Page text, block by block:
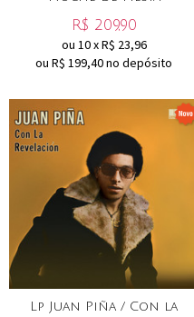
R$ 209,90
ou 10xR$ 23,96
ou R$ 199,40no depósito
Lp Juan Piña / Con la